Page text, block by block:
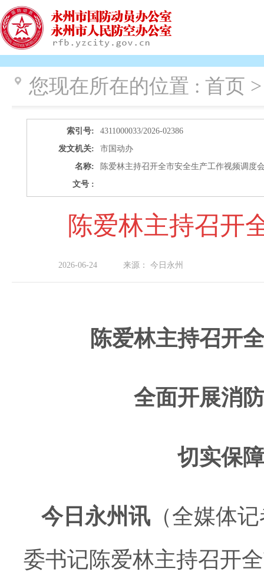
您现在所在的位置 : 首页
索引号:
4311000033/2026-02386
发文机关:
市国动办
名称:
陈爱林主持召开全市安全生产工作视频调度
文号 :
陈爱林主持召开
2026-06-24 来源： 今日永州
陈爱林主持召开
全面开展消
切实保
今日永州讯 （全媒体
委书记陈爱林主持召开